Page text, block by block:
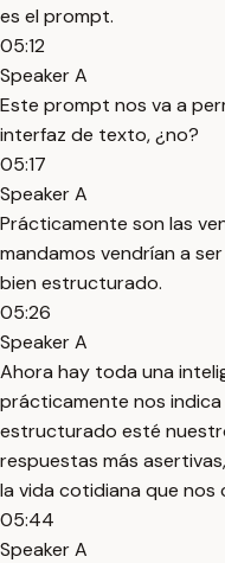
es el prompt.
05:12
Speaker A
Este prompt nos va a
interfaz de texto, ¿no?
05:17
Speaker A
Prácticamente son las
mandamos vendrían a
bien estructurado.
05:26
Speaker A
Ahora hay toda una
prácticamente nos
estructurado esté
respuestas más
la vida cotidiana que nos
05:44
Speaker A